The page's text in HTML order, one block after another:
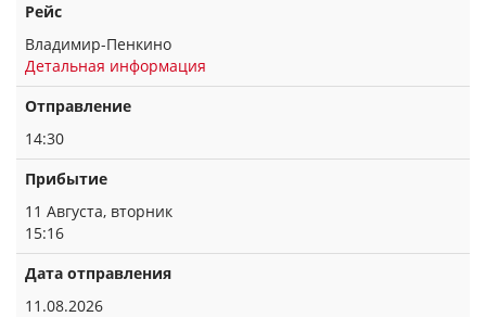
Рейс
Владимир-Пенкино
Детальная информация
Отправление
14:30
Прибытие
11 Августа, вторник
15:16
Дата отправления
11.08.2026